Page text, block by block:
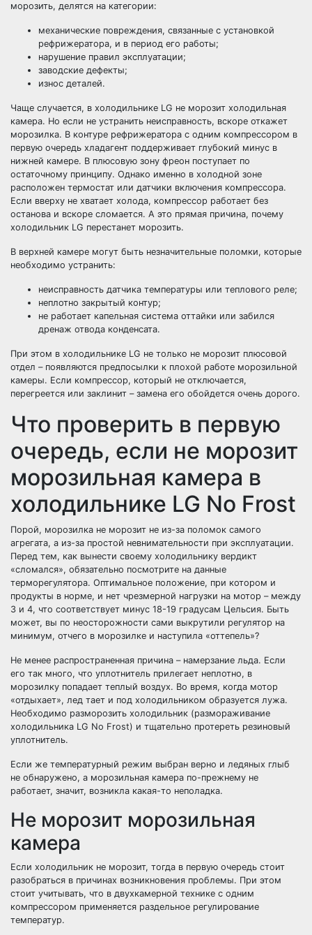
морозить, делятся на категории:
механические повреждения, связанные с установкой
рефрижератора, и в период его работы;
нарушение правил эксплуатации;
заводские дефекты;
износ деталей.
Чаще случается, в холодильнике LG не морозит холодильная
камера. Но если не устранить неисправность, вскоре откажет
морозилка. В контуре рефрижератора с одним компрессором в
первую очередь хладагент поддерживает глубокий минус в
нижней камере. В плюсовую зону фреон поступает по
остаточному принципу. Однако именно в холодной зоне
расположен термостат или датчики включения компрессора.
Если вверху не хватает холода, компрессор работает без
останова и вскоре сломается. А это прямая причина, почему
холодильник LG перестанет морозить.
В верхней камере могут быть незначительные поломки, которые
необходимо устранить:
неисправность датчика температуры или теплового реле;
неплотно закрытый контур;
не работает капельная система оттайки или забился
дренаж отвода конденсата.
При этом в холодильнике LG не только не морозит плюсовой
отдел – появляются предпосылки к плохой работе морозильной
камеры. Если компрессор, который не отключается,
перегреется или заклинит – замена его обойдется очень дорого.
Что проверить в первую
очередь, если не морозит
морозильная камера в
холодильнике LG No Frost
Порой, морозилка не морозит не из-за поломок самого
агрегата, а из-за простой невнимательности при эксплуатации.
Перед тем, как вынести своему холодильнику вердикт
«сломался», обязательно посмотрите на данные
терморегулятора. Оптимальное положение, при котором и
продукты в норме, и нет чрезмерной нагрузки на мотор – между
3 и 4, что соответствует минус 18-19 градусам Цельсия. Быть
может, вы по неосторожности сами выкрутили регулятор на
минимум, отчего в морозилке и наступила «оттепель»?
Не менее распространенная причина – намерзание льда. Если
его так много, что уплотнитель прилегает неплотно, в
морозилку попадает теплый воздух. Во время, когда мотор
«отдыхает», лед тает и под холодильником образуется лужа.
Необходимо разморозить холодильник (размораживание
холодильника LG No Frost) и тщательно протереть резиновый
уплотнитель.
Если же температурный режим выбран верно и ледяных глыб
не обнаружено, а морозильная камера по-прежнему не
работает, значит, возникла какая-то неполадка.
Не морозит морозильная
камера
Если холодильник не морозит, тогда в первую очередь стоит
разобраться в причинах возникновения проблемы. При этом
стоит учитывать, что в двухкамерной технике с одним
компрессором применяется раздельное регулирование
температур.